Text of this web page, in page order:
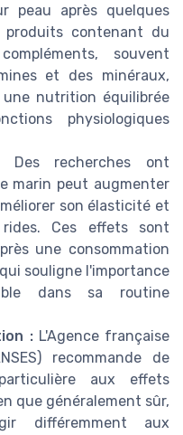
peau après quelques
produits contenant du
souvent
et des minéraux,
nutrition équilibrée
physiologiques
Des recherches ont
marin peut augmenter
son élasticité et
Ces effets sont
une consommation
souligne l'importance
dans sa routine
:L'Agence française
recommande de
aux effets
que généralement sûr,
différemment aux